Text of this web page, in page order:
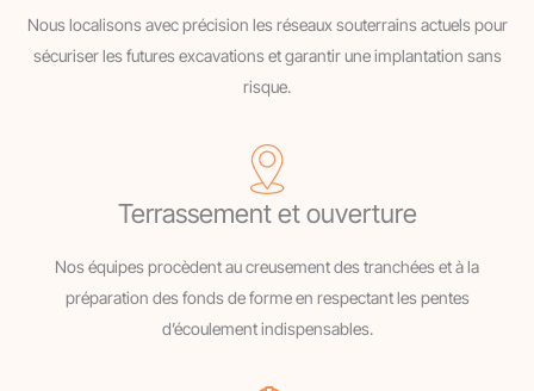
Nous localisons avec précision les réseaux souterrains actuels pour
sécuriser les futures excavations et garantir une implantation sans
risque.
Terrassement et ouverture
Nos équipes procèdent au creusement des tranchées et à la
préparation des fonds de forme en respectant les pentes
d’écoulement indispensables.